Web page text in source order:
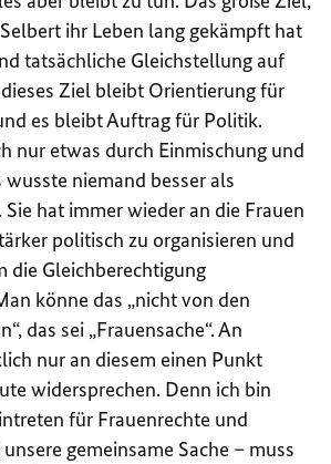
ihr Leben lang gekämpft hat
tatsächliche Gleichstellung auf
Ziel bleibt Orientierung für
es bleibt Auftrag für Politik.
nur etwas durch Einmischung und
wusste niemand besser als
hat immer wieder an die Frauen
politisch zu organisieren und
die Gleichberechtigung
könne das „nicht von den
das sei „Frauensache“. An
nur an diesem einen Punkt
widersprechen. Denn ich bin
für Frauenrechte und
gemeinsame Sache – muss